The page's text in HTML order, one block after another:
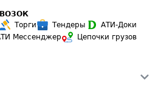
Торги Тендеры
АТИ-Доки
Мессенджер
Цепочки грузов